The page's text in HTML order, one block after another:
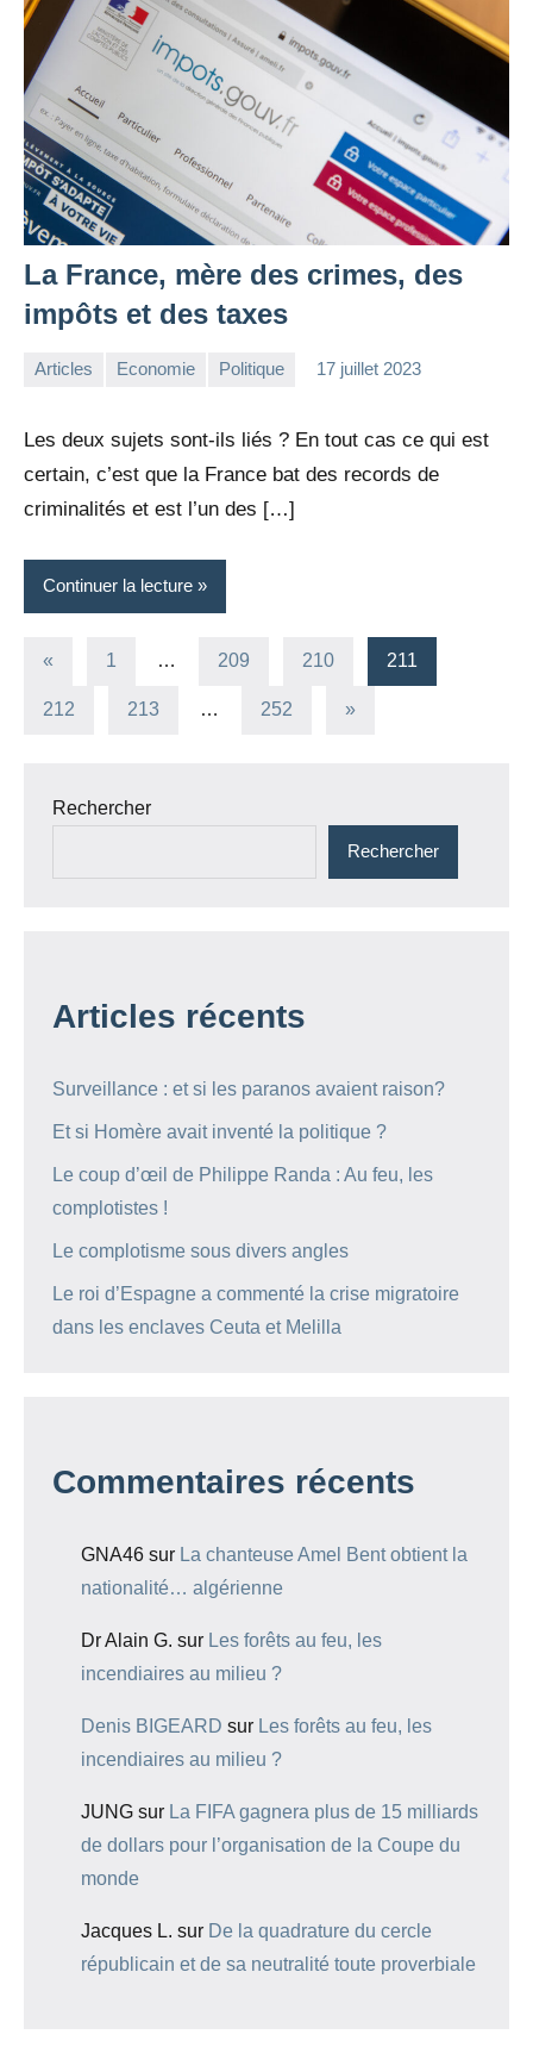
La France, mère des crimes, des
impôts et des taxes
Articles Economie Politique 17 juillet 2023
Les deux sujets sont-ils liés ? En tout cas ce qui est
certain, c’est que la France bat des records de
criminalités et est l’un des […]
Continuer la lecture
Pagination
des
« Publications
1 … 209 210 211
212 213 … 252
Articles
»
Rechercher
Rechercher
Articles récents
Surveillance : et si les paranos avaient raison?
Et si Homère avait inventé la politique ?
Le coup d’œil de Philippe Randa : Au feu, les
complotistes !
Le complotisme sous divers angles
Le roi d’Espagne a commenté la crise migratoire
dans les enclaves Ceuta et Melilla
Commentaires récents
GNA46 sur La chanteuse Amel Bent obtient la
nationalité… algérienne
Dr Alain G. sur Les forêts au feu, les
incendiaires au milieu ?
Denis BIGEARD sur Les forêts au feu, les
incendiaires au milieu ?
JUNG sur La FIFA gagnera plus de 15 milliards
de dollars pour l’organisation de la Coupe du
monde
Jacques L. sur De la quadrature du cercle
républicain et de sa neutralité toute proverbiale